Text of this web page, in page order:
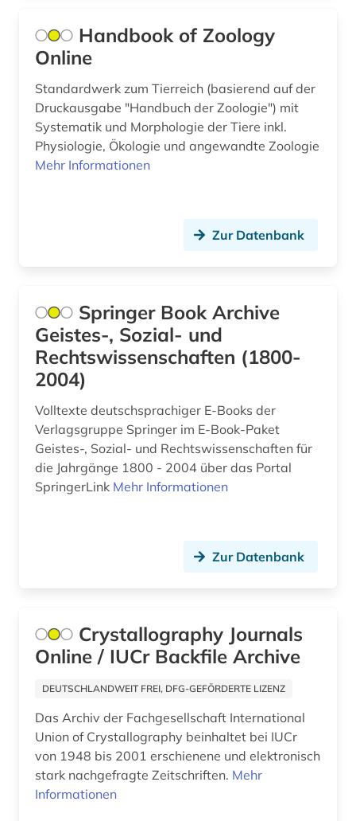
arbeit (9)
arbeiterin (1)
arbeitnehmerschutz (1)
arbeitplatz (1)
arbeitsgerichtsgesetz (1)
arbeitshilfen (1)
arbeitskampf (1)
arbeitslosigkeit (1)
arbeitsmarkt (4)
arbeitspsychologie (1)
arbeitsrecht kommentar (1)
arbeitsschutz (9)
arbeitsschutzrecht (1)
Handbook of Zoology
Online
Standardwerk zum Tierreich (basierend auf der
Druckausgabe "Handbuch der Zoologie") mit
Systematik und Morphologie der Tiere inkl.
Physiologie, Ökologie und angewandte Zoologie
Mehr Informationen
Zur Datenbank
Springer Book Archive
Geistes-, Sozial- und
Rechtswissenschaften (1800-
2004)
Volltexte deutschsprachiger E-Books der
Verlagsgruppe Springer im E-Book-Paket
Geistes-, Sozial- und Rechtswissenschaften für
die Jahrgänge 1800 - 2004 über das Portal
SpringerLink Mehr Informationen
Zur Datenbank
Crystallography Journals
Online / IUCr Backfile Archive
DEUTSCHLANDWEIT FREI, DFG-GEFÖRDERTE LIZENZ
Das Archiv der Fachgesellschaft International
Union of Crystallography beinhaltet bei IUCr
von 1948 bis 2001 erschienene und elektronisch
stark nachgefragte Zeitschriften. Mehr
Informationen